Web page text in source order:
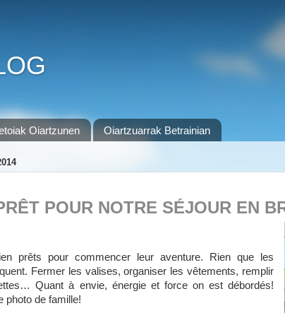
Oiartzunen Oiartzuarrak Betrainian
POUR NOTRE SÉJOUR EN
prêts pour commencer leur aventure. Rien que les
Fermer les valises, organiser les vêtements, remplir
Quant à envie, énergie et force on est débordés!
photo de famille!